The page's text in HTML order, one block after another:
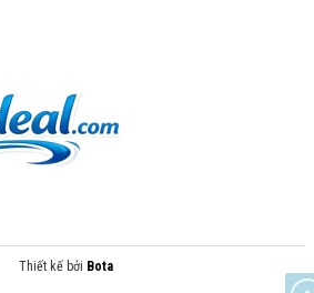
Thiết kế bởi Bota